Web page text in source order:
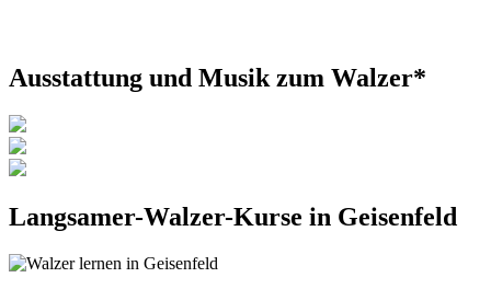
Ausstattung und Musik zum Walzer*
Langsamer-Walzer-Kurse in Geisenfeld